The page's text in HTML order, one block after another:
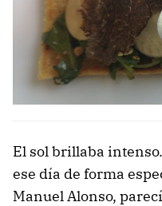
El sol brillaba
ese día de forma
Manuel Alonso,